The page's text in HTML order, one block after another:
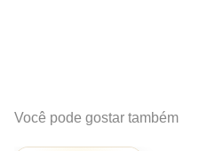
Você pode gostar também